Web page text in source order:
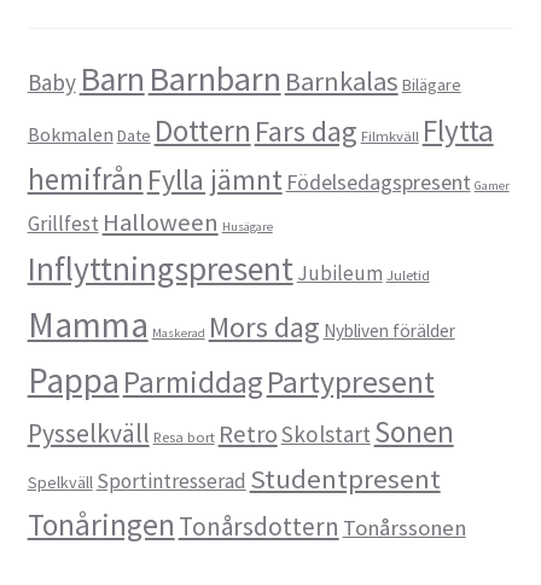
Baby Barn Barnbarn Barnkalas Bilägare
Bokmalen Date Dottern Fars dag Filmkväll Flytta
hemifrån Fylla jämnt Födelsedagspresent Gamer
Grillfest Halloween Husägare
InflyttningspresentJubileum Juletid
Mamma Maskerad Mors dag Nybliven förälder
Pappa ParmiddagPartypresent
Pysselkväll Resa bort RetroSkolstart Sonen
Spelkväll Sportintresserad Studentpresent
Tonåringen Tonårsdottern Tonårssonen